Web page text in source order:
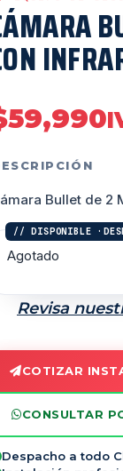
59,990
Bullet de 2
Agotado
Revisa
COTIZAR
CONSULTAR
Despacho a todo